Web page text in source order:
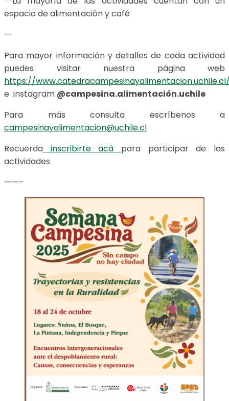
espacio de alimentación y café
—
Para mayor información y detalles de cada actividad
puedes visitar nuestra página web
https://
e instagram @campesina.alimentación.uchile
Para más consulta escríbenos a
campesinayalimentacion@uchile.cl
Recuerda inscribirte acá para participar de las
actividades
——–